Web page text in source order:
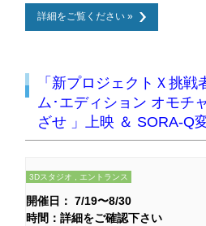
詳細をご覧ください »
「新プロジェクトＸ挑
ム･エディション オモチ
ざせ 」上映 ＆ SORA-Q
3Dスタジオ , エントランス
開催日： 7/19〜8/30
時間：詳細をご確認下さい